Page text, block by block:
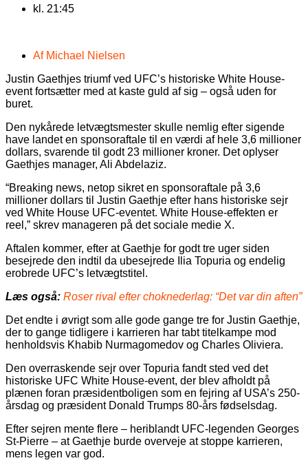
kl. 21:45
AfMichael Nielsen
Justin Gaethjes triumf ved UFC’s historiske White House-
event fortsætter med at kaste guld af sig – også uden for
buret.
Den nykårede letvægtsmester skulle nemlig efter sigende
have landet en sponsoraftale til en værdi af hele 3,6 millioner
dollars, svarende til godt 23 millioner kroner. Det oplyser
Gaethjes manager, Ali Abdelaziz.
“Breaking news, netop sikret en sponsoraftale på 3,6
millioner dollars til Justin Gaethje efter hans historiske sejr
ved White House UFC-eventet. White House-effekten er
reel,” skrev manageren på det sociale medie X.
Aftalen kommer, efter at Gaethje for godt tre uger siden
besejrede den indtil da ubesejrede Ilia Topuria og endelig
erobrede UFC’s letvægtstitel.
Læs også: Roser rival efter choknederlag: “Det var din aften”
Det endte i øvrigt som alle gode gange tre for Justin Gaethje,
der to gange tidligere i karrieren har tabt titelkampe mod
henholdsvis Khabib Nurmagomedov og Charles Oliviera.
Den overraskende sejr over Topuria fandt sted ved det
historiske UFC White House-event, der blev afholdt på
plænen foran præsidentboligen som en fejring af USA’s 250-
årsdag og præsident Donald Trumps 80-års fødselsdag.
Efter sejren mente flere – heriblandt UFC-legenden Georges
St-Pierre – at Gaethje burde overveje at stoppe karrieren,
mens legen var god.